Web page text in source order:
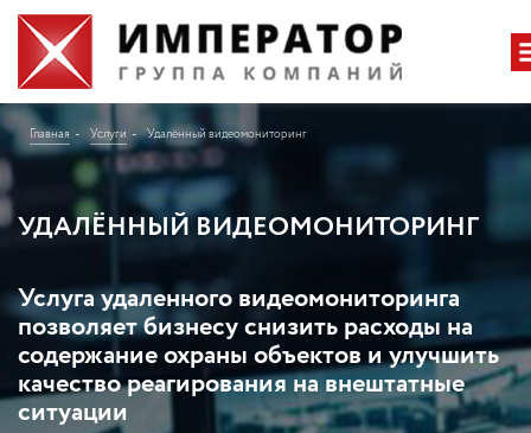
Главная Услуги Удалённый видеомониторинг
УДАЛЁННЫЙ ВИДЕОМОНИТОРИНГ
Услуга удаленного видеомониторинга
позволяет бизнесу снизить расходы на
содержание охраны объектов и улучшить
качество реагирования на внештатные
ситуации